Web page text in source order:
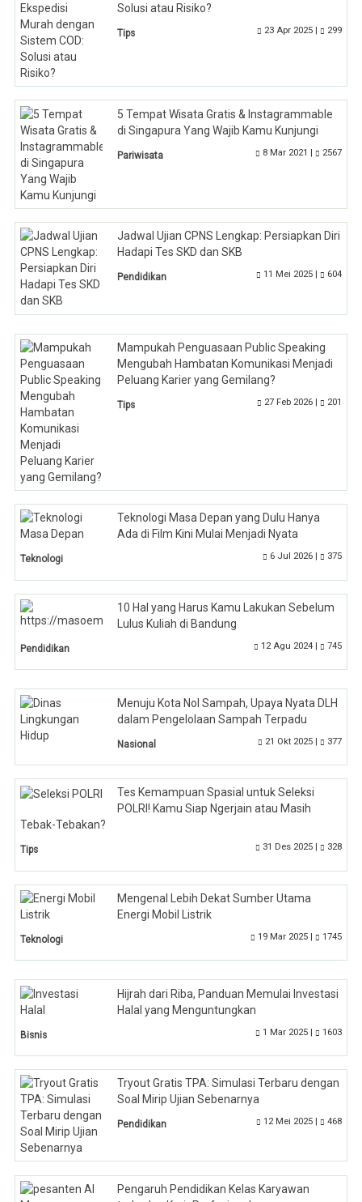
Solusi atau Risiko?
Tips 23 Apr 2025 | 299
5 Tempat Wisata Gratis & Instagrammable
di Singapura Yang Wajib Kamu Kunjungi
Pariwisata 8 Mar 2021 | 2567
Jadwal Ujian CPNS Lengkap: Persiapkan Diri
Hadapi Tes SKD dan SKB
Pendidikan 11 Mei 2025 | 604
Mampukah Penguasaan Public Speaking
Mengubah Hambatan Komunikasi Menjadi
Peluang Karier yang Gemilang?
Tips 27 Feb 2026 | 201
Teknologi Masa Depan yang Dulu Hanya
Ada di Film Kini Mulai Menjadi Nyata
Teknologi 6 Jul 2026 | 375
10 Hal yang Harus Kamu Lakukan Sebelum
Lulus Kuliah di Bandung
Pendidikan 12 Agu 2024 | 745
Menuju Kota Nol Sampah, Upaya Nyata DLH
dalam Pengelolaan Sampah Terpadu
Nasional 21 Okt 2025 | 377
Tes Kemampuan Spasial untuk Seleksi
POLRI! Kamu Siap Ngerjain atau Masih
Tebak-Tebakan?
Tips 31 Des 2025 | 328
Mengenal Lebih Dekat Sumber Utama
Energi Mobil Listrik
Teknologi 19 Mar 2025 | 1745
Hijrah dari Riba, Panduan Memulai Investasi
Halal yang Menguntungkan
Bisnis 1 Mar 2025 | 1603
Tryout Gratis TPA: Simulasi Terbaru dengan
Soal Mirip Ujian Sebenarnya
Pendidikan 12 Mei 2025 | 468
Pengaruh Pendidikan Kelas Karyawan